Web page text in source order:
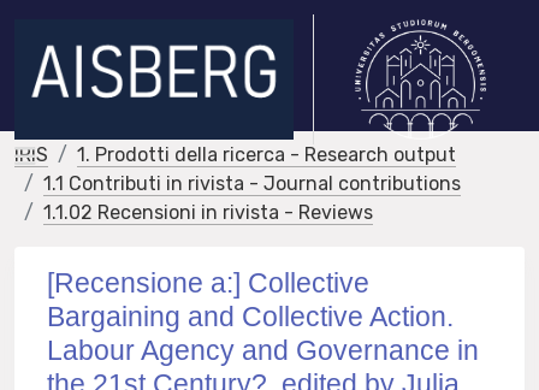
IRIS
1. Prodotti della ricerca - Research output
1.1 Contributi in rivista - Journal contributions
1.1.02 Recensioni in rivista - Reviews
[Recensione a:] Collective
Bargaining and Collective Action.
Labour Agency and Governance in